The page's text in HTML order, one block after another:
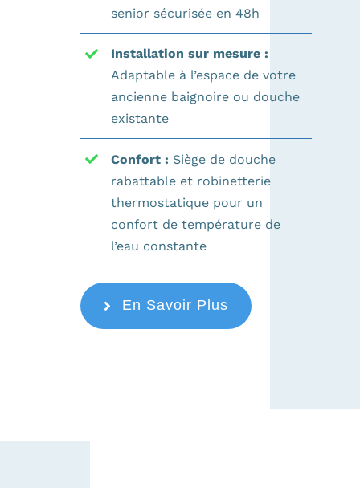
senior sécurisée en 48h
Installation sur mesure :
Adaptable à l’espace de votre
ancienne baignoire ou douche
existante
Confort : Siège de douche
rabattable et robinetterie
thermostatique pour un
confort de température de
l’eau constante
En Savoir Plus